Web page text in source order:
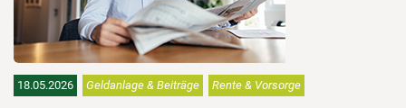
18.05.2026 Geldanlage & Beiträge Rente & Vorsorge